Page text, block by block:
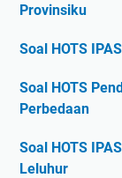
Provinsiku
Soal HOTS
Soal HOTS
Perbedaan
Soal HOTS
Leluhur